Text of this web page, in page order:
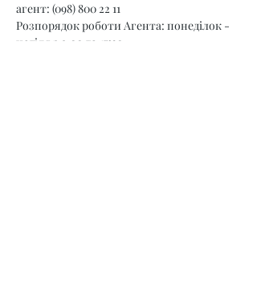
агент: (098) 800 22 11
Розпорядок роботи Агента: понеділок -
неділя з 9.00 до 17:30.